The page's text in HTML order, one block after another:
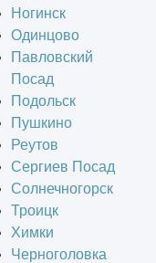
Ногинск
Одинцово
Павловский
Посад
Подольск
Пушкино
Реутов
Сергиев Посад
Солнечногорск
Троицк
Химки
Черноголовка